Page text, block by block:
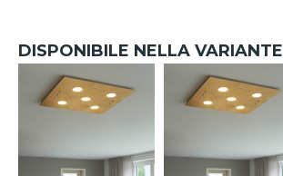
DISPONIBILE NELLA VARIANTE